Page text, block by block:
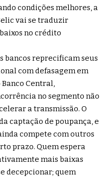
condições melhores, a
vai se traduzir
no crédito
bancos reprecificam seus
com defasagem em
Central,
no segmento não
a transmissão. O
captação de poupança, e
compete com outros
prazo. Quem espera
mais baixas
decepcionar; quem